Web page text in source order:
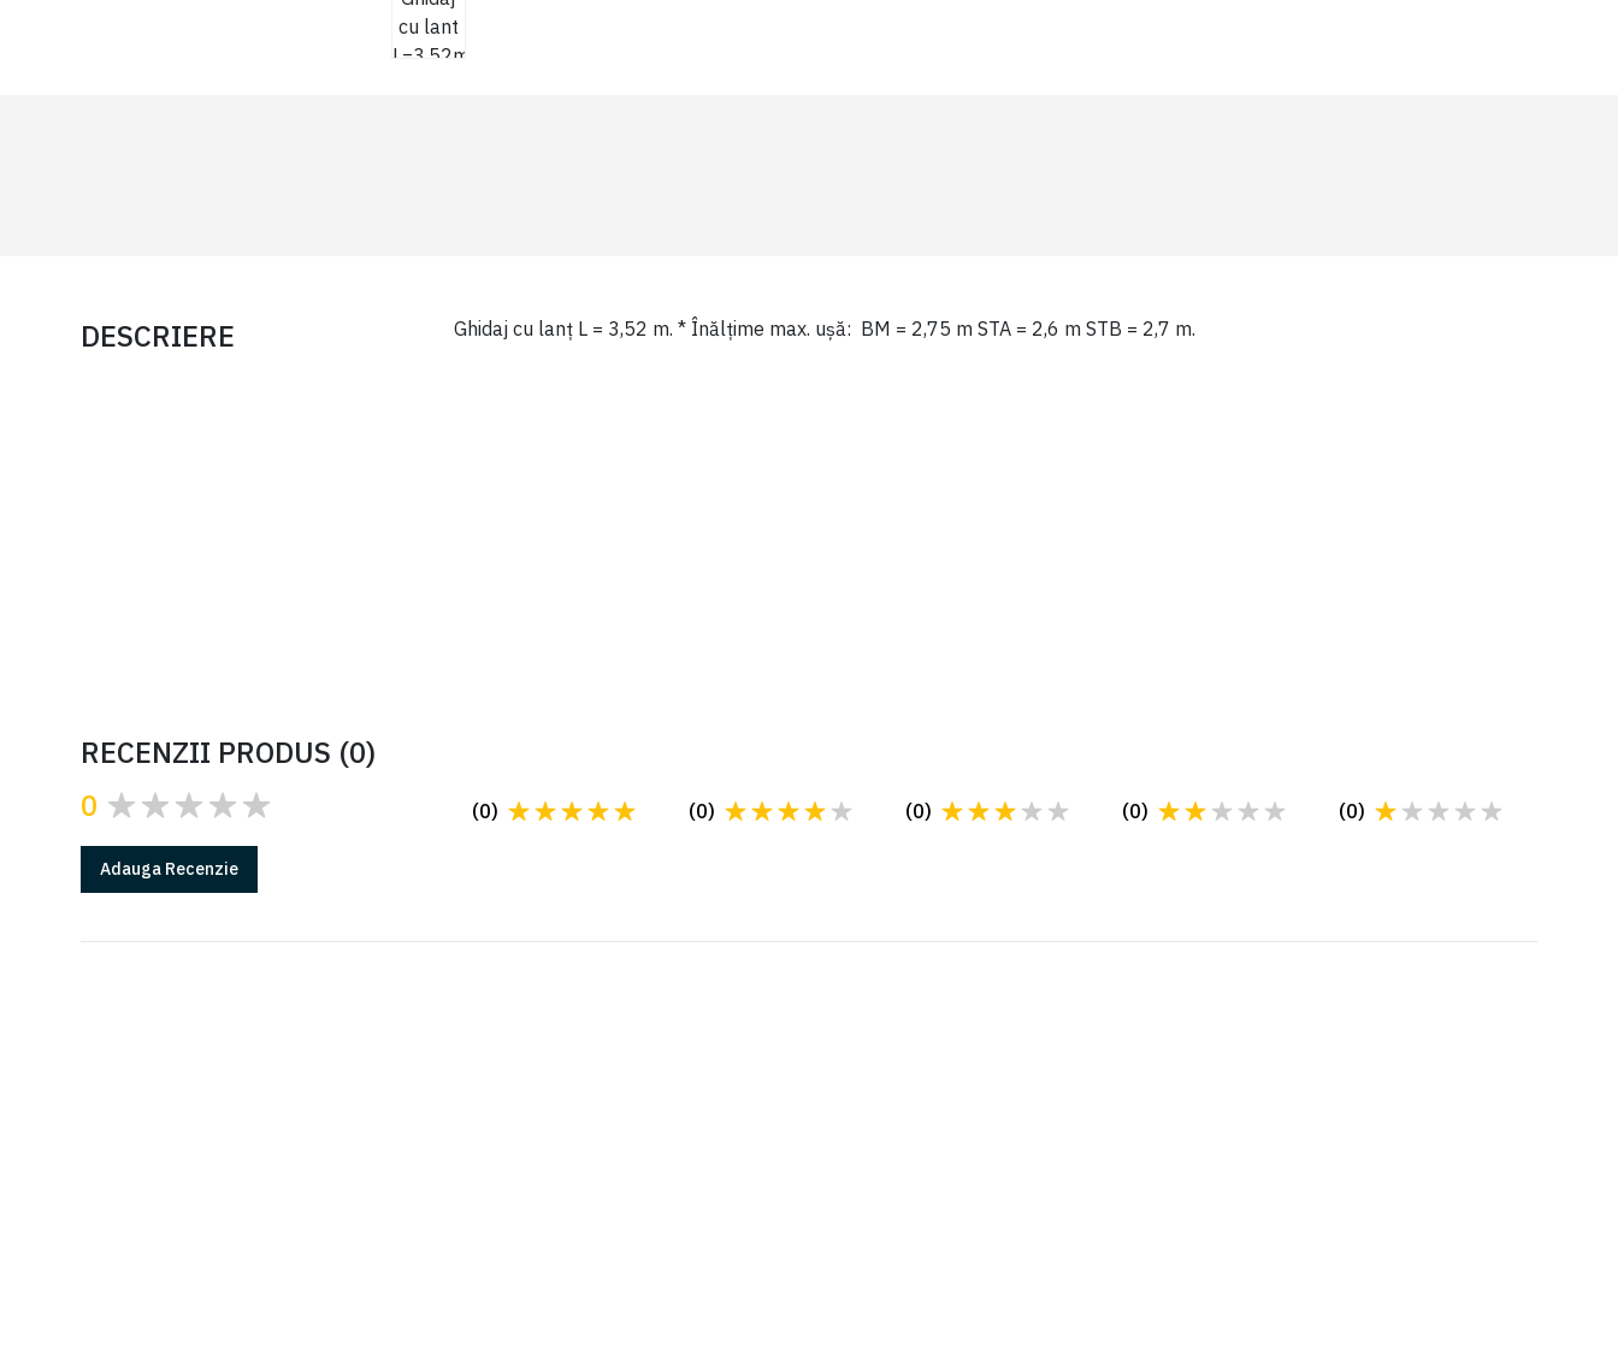
DESCRIERE Ghidaj cu lanț L = 3,52 m. * Înălțime max. ușă: BM = 2,75 m STA = 2,6 m STB = 2,7 m.
RECENZII PRODUS (0)
0
Adauga Recenzie
(0)
(0)
(0)
(0)
(0)